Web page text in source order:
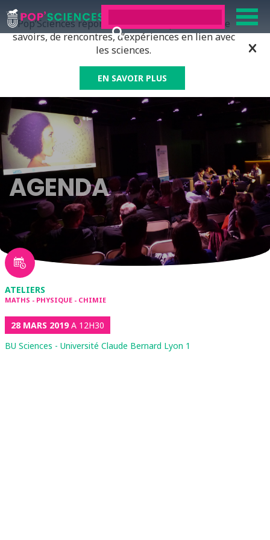
Pop’Sciences répond à tous ceux qui ont soif de
savoirs, de rencontres, d’expériences en lien avec
les sciences.
EN SAVOIR PLUS
AGENDA
ATELIERS
MATHS - PHYSIQUE - CHIMIE
28 MARS 2019A 12H30
BU Sciences - Université Claude Bernard Lyon 1